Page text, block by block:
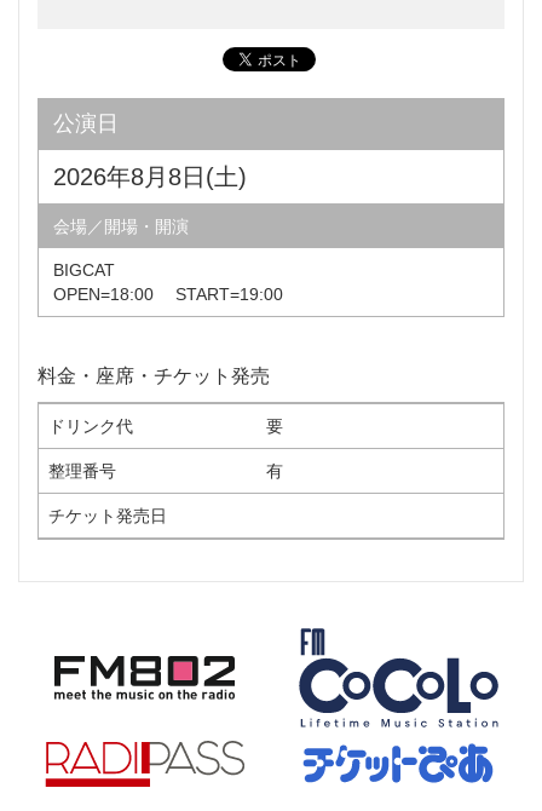
公演日
2026年8月8日(土)
会場／開場・開演
BIGCAT
OPEN=18:00 START=19:00
料金・座席・チケット発売
ドリンク代 要
整理番号 有
チケット発売日